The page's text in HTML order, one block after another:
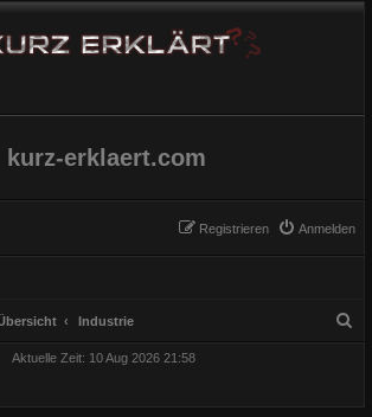
kurz-erklaert.com
Anmelden
Registrieren
Industrie
Aktuelle Zeit: 10 Aug 2026 21:58